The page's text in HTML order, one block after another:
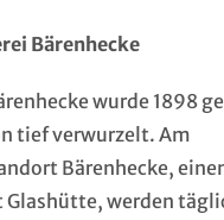
Bärenhecke
wurde 1898
tief verwurzelt. Am
Bärenhecke,
Glashütte, werden